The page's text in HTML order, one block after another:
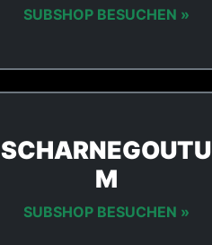
SUBSHOP BESUCHEN »
SCHARNEGOUTU
M
SUBSHOP BESUCHEN »